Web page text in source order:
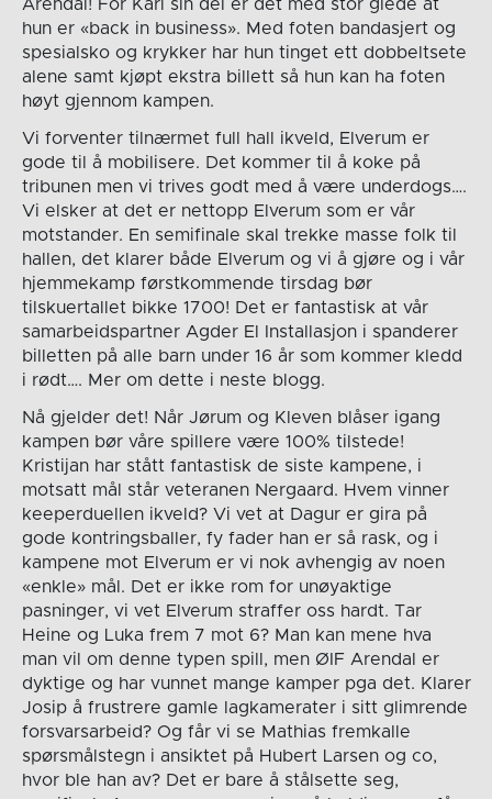
Arendal! For Kari sin del er det med stor glede at
hun er «back in business». Med foten bandasjert og
spesialsko og krykker har hun tinget ett dobbeltsete
alene samt kjøpt ekstra billett så hun kan ha foten
høyt gjennom kampen.
Vi forventer tilnærmet full hall ikveld, Elverum er
gode til å mobilisere. Det kommer til å koke på
tribunen men vi trives godt med å være underdogs….
Vi elsker at det er nettopp Elverum som er vår
motstander. En semifinale skal trekke masse folk til
hallen, det klarer både Elverum og vi å gjøre og i vår
hjemmekamp førstkommende tirsdag bør
tilskuertallet bikke 1700! Det er fantastisk at vår
samarbeidspartner Agder El Installasjon i spanderer
billetten på alle barn under 16 år som kommer kledd
i rødt…. Mer om dette i neste blogg.
Nå gjelder det! Når Jørum og Kleven blåser igang
kampen bør våre spillere være 100% tilstede!
Kristijan har stått fantastisk de siste kampene, i
motsatt mål står veteranen Nergaard. Hvem vinner
keeperduellen ikveld? Vi vet at Dagur er gira på
gode kontringsballer, fy fader han er så rask, og i
kampene mot Elverum er vi nok avhengig av noen
«enkle» mål. Det er ikke rom for unøyaktige
pasninger, vi vet Elverum straffer oss hardt. Tar
Heine og Luka frem 7 mot 6? Man kan mene hva
man vil om denne typen spill, men ØIF Arendal er
dyktige og har vunnet mange kamper pga det. Klarer
Josip å frustrere gamle lagkamerater i sitt glimrende
forsvarsarbeid? Og får vi se Mathias fremkalle
spørsmålstegn i ansiktet på Hubert Larsen og co,
hvor ble han av? Det er bare å stålsette seg,